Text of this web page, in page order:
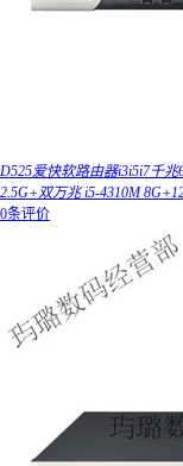
D525爱快软路由器i3i5i7千兆
2.5G+双万兆 i5-4310M
0条评价